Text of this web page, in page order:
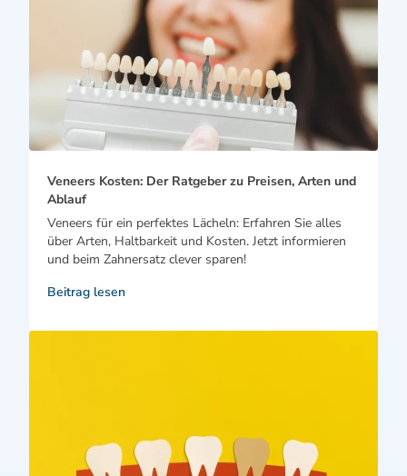
Veneers Kosten: Der Ratgeber zu Preisen, Arten und
Ablauf
Veneers für ein perfektes Lächeln: Erfahren Sie alles
über Arten, Haltbarkeit und Kosten. Jetzt informieren
und beim Zahnersatz clever sparen!
Beitrag lesen